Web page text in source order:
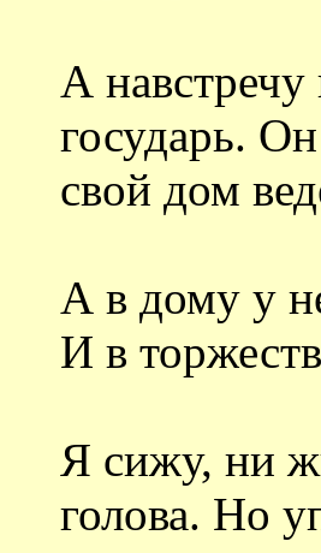
А
государь.
свой дом
А в дому у
И в
Я сижу, ни
голова. Но